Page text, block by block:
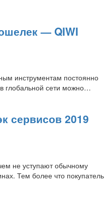
— QIWI
инструментам постоянно
глобальной сети можно…
сервисов 2019
не уступают обычному
Тем более что покупатель